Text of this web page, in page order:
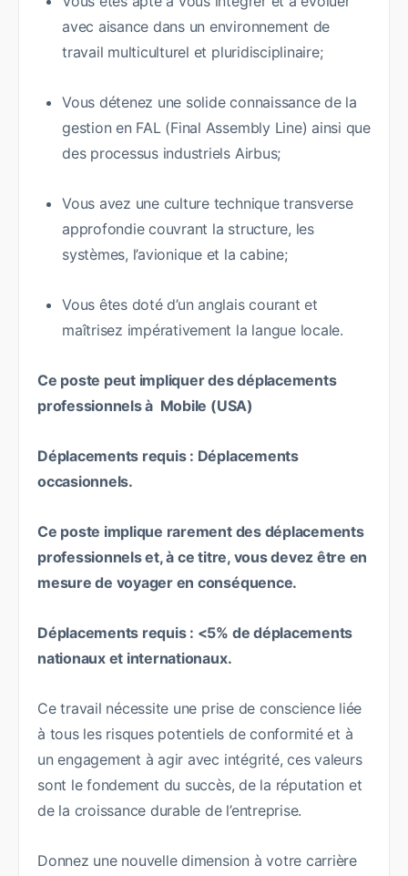
avec aisance dans un environnement de
travail multiculturel et pluridisciplinaire;
Vous détenez une solide connaissance de la
gestion en FAL (Final Assembly Line) ainsi que
des processus industriels Airbus;
Vous avez une culture technique transverse
approfondie couvrant la structure, les
systèmes, l’avionique et la cabine;
Vous êtes doté d’un anglais courant et
maîtrisez impérativement la langue locale.
Ce poste peut impliquer des déplacements
professionnels à Mobile (USA)
Déplacements requis : Déplacements
occasionnels.
Ce poste implique rarement des déplacements
professionnels et, à ce titre, vous devez être en
mesure de voyager en conséquence.
Déplacements requis : <5% de déplacements
nationaux et internationaux.
Ce travail nécessite une prise de conscience liée
à tous les risques potentiels de conformité et à
un engagement à agir avec intégrité, ces valeurs
sont le fondement du succès, de la réputation et
de la croissance durable de l’entreprise.
Donnez une nouvelle dimension à votre carrière